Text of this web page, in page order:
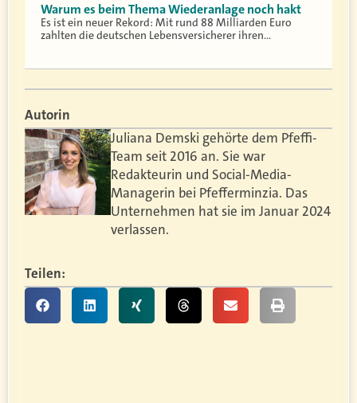
Warum es beim Thema Wiederanlage noch hakt
Es ist ein neuer Rekord: Mit rund 88 Milliarden Euro
zahlten die deutschen Lebensversicherer ihren…
Autorin
Juliana Demski gehörte dem Pfeffi-
Team seit 2016 an. Sie war
Redakteurin und Social-Media-
Managerin bei Pfefferminzia. Das
Unternehmen hat sie im Januar 2024
verlassen.
Teilen: